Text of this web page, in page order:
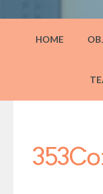
HOME